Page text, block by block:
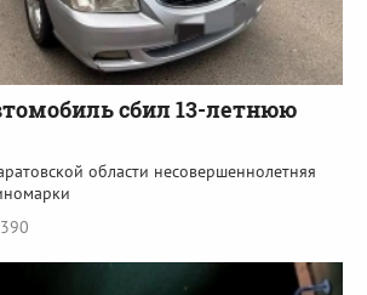
сбил 13-летнюю
области несовершеннолетняя
390